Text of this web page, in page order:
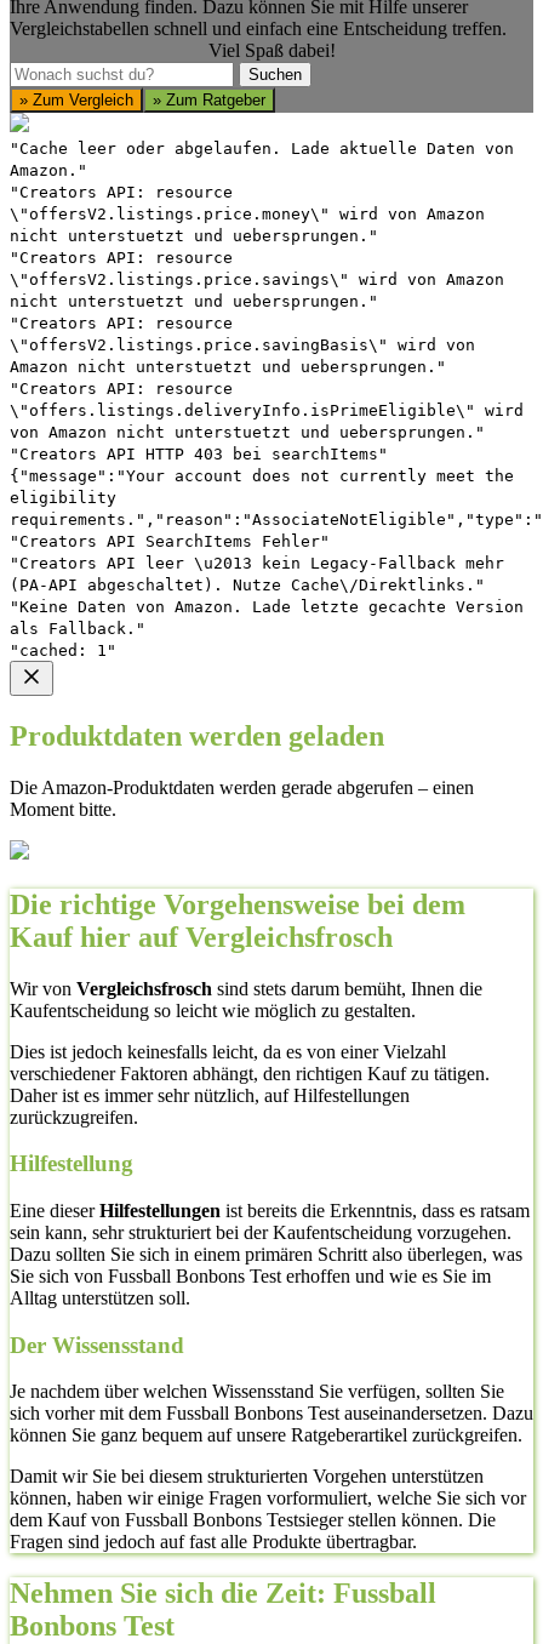
Ihre Anwendung finden. Dazu können Sie mit Hilfe unserer
Vergleichstabellen schnell und einfach eine Entscheidung treffen.
Viel Spaß dabei!
Suchen
Suchen
» Zum Vergleich
» Zum Ratgeber
"Cache leer oder abgelaufen. Lade aktuelle Daten von
Amazon."
"Creators API: resource
\"offersV2.listings.price.money\" wird von Amazon
nicht unterstuetzt und uebersprungen."
"Creators API: resource
\"offersV2.listings.price.savings\" wird von Amazon
nicht unterstuetzt und uebersprungen."
"Creators API: resource
\"offersV2.listings.price.savingBasis\" wird von
Amazon nicht unterstuetzt und uebersprungen."
"Creators API: resource
\"offers.listings.deliveryInfo.isPrimeEligible\" wird
von Amazon nicht unterstuetzt und uebersprungen."
"Creators API HTTP 403 bei searchItems"
{"message":"Your account does not currently meet the
eligibility
"Creators API SearchItems Fehler"
"Creators API leer \u2013 kein Legacy-Fallback mehr
(PA-API abgeschaltet). Nutze Cache\/Direktlinks."
"Keine Daten von Amazon. Lade letzte gecachte Version
als Fallback."
"cached: 1"
Produktdaten werden geladen
Die Amazon-Produktdaten werden gerade abgerufen – einen
Moment bitte.
Die richtige Vorgehensweise bei dem
Kauf hier auf Vergleichsfrosch
Wir von Vergleichsfrosch sind stets darum bemüht, Ihnen die
Kaufentscheidung so leicht wie möglich zu gestalten.
Dies ist jedoch keinesfalls leicht, da es von einer Vielzahl
verschiedener Faktoren abhängt, den richtigen Kauf zu tätigen.
Daher ist es immer sehr nützlich, auf Hilfestellungen
zurückzugreifen.
Hilfestellung
Eine dieserHilfestellungen ist bereits die Erkenntnis, dass es ratsam
sein kann, sehr strukturiert bei der Kaufentscheidung vorzugehen.
Dazu sollten Sie sich in einem primären Schritt also überlegen, was
Sie sich von Fussball Bonbons Test erhoffen und wie es Sie im
Alltag unterstützen soll.
Der Wissensstand
Je nachdem über welchen Wissensstand Sie verfügen, sollten Sie
sich vorher mit dem Fussball Bonbons Test auseinandersetzen. Dazu
können Sie ganz bequem auf unsere Ratgeberartikel zurückgreifen.
Damit wir Sie bei diesem strukturierten Vorgehen unterstützen
können, haben wir einige Fragen vorformuliert, welche Sie sich vor
dem Kauf von Fussball Bonbons Testsieger stellen können. Die
Fragen sind jedoch auf fast alle Produkte übertragbar.
Nehmen Sie sich die Zeit: Fussball
Bonbons Test